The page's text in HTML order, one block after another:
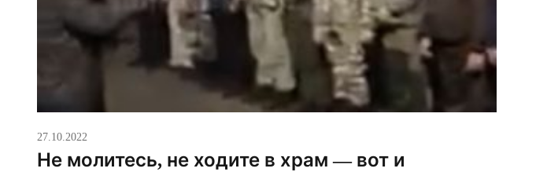
27.10.2022
Не молитесь, не ходите в храм — вот и